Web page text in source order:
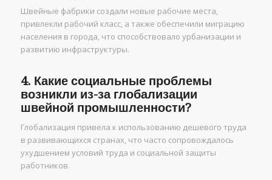
Швейные фабрики создали новые рабочие места,
привлекли рабочий класс, а также обеспечили миграцию
населения в города, что способствовало урбанизации и
развитию инфраструктуры.
4. Какие социальные проблемы
возникли из-за глобализации
швейной промышленности?
Глобализация привела к использованию дешевого труда
в развивающихся странах, что часто сопровождалось
ухудшением условий труда и социальной защиты
работников.